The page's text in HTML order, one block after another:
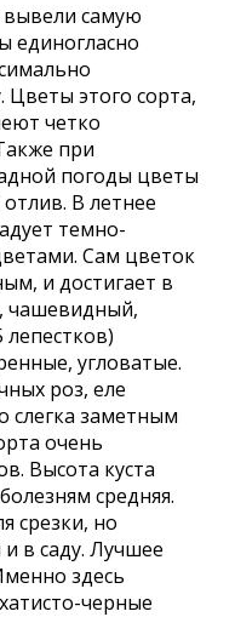
самую
единогласно
этого сорта,
четко
при
погоды цветы
В летнее
темно-
Сам цветок
и достигает в
чашевидный,
угловатые.
роз, еле
слегка заметным
очень
Высота куста
средняя.
срезки, но
и в саду. Лучшее
здесь
черные